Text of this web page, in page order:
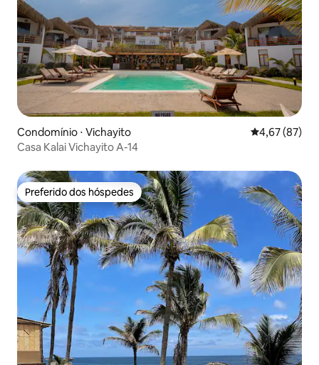
Condomínio ⋅ Vichayito 4,67 de uma
4,67 (87)
Casa Kalai Vichayito A-14
Preferido dos hóspedes
Preferido dos hóspedes